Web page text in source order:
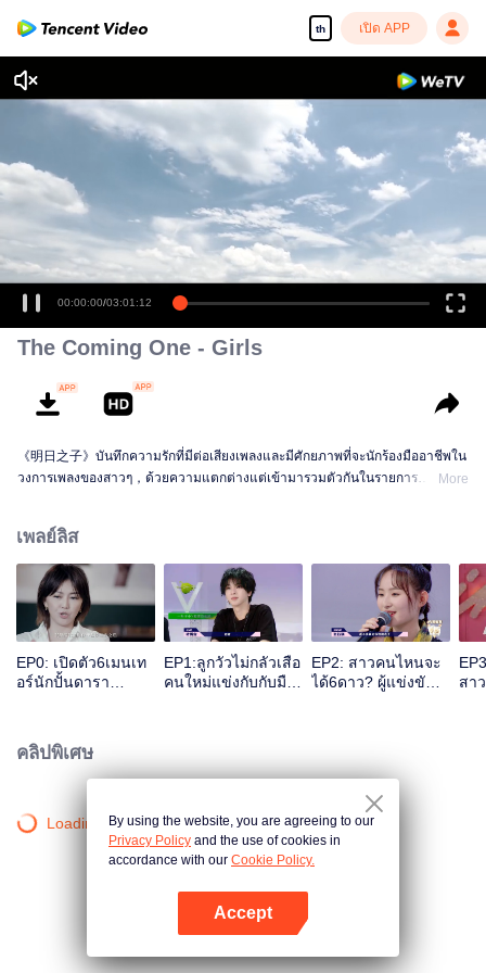
th เปิด APP
เพลิดเพลินกับซีรีส์ความคมชัดสูงอย่างลื่นไหล
00:00:00/03:01:12
The Coming One - Girls
《明日之子》บันทึกความรักที่มีต่อเสียงเพลงและมีศักยภาพที่จะนักร้องมืออาชีพใน
วงการเพลงของสาวๆ，ด้วยความแตกต่างแต่เข้ามารวมตัวกันในรายการ
ด้าน，ชี้ให้เห็นข้อผิดพลาดในตนเอง、ค้นพบศักยภาพของคุณเอง、และพัฒนา
ตนเอง、ผ่านการทดสอบทางตลาดและในที่สุดได้กลายเป็นศิลปินเพียงหนึ่งเดียวที่
ได้รับการยอมรับว่าเป็นต้นแบบมตราฐานของนักดนตรี。
More
เพลย์ลิส
EP0: เปิดตัว6เมนเท
อร์นักปั้นดารา
ล่าสุด จะเจ๋งขนาด
ไหน!
EP1:ลูกวัวไม่กลัวเสือ
คนใหม่แข่งกับกับมือ
EP2: สาวคนไหนจะ
ได้6ดาว? ผู้แข่งขัน
สา
คลิปพิเศษ
Loading…By using the website, you are agreeing to our
Privacy Policy and the use of cookies in
accordance with our Cookie Policy.
Accept